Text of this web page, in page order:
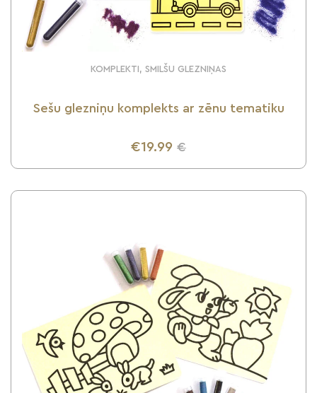
KOMPLEKTI, SMILŠU GLEZNIŅAS
Sešu glezniņu komplekts ar zēnu tematiku
€19.99 €
UZZINI VAIRĀK